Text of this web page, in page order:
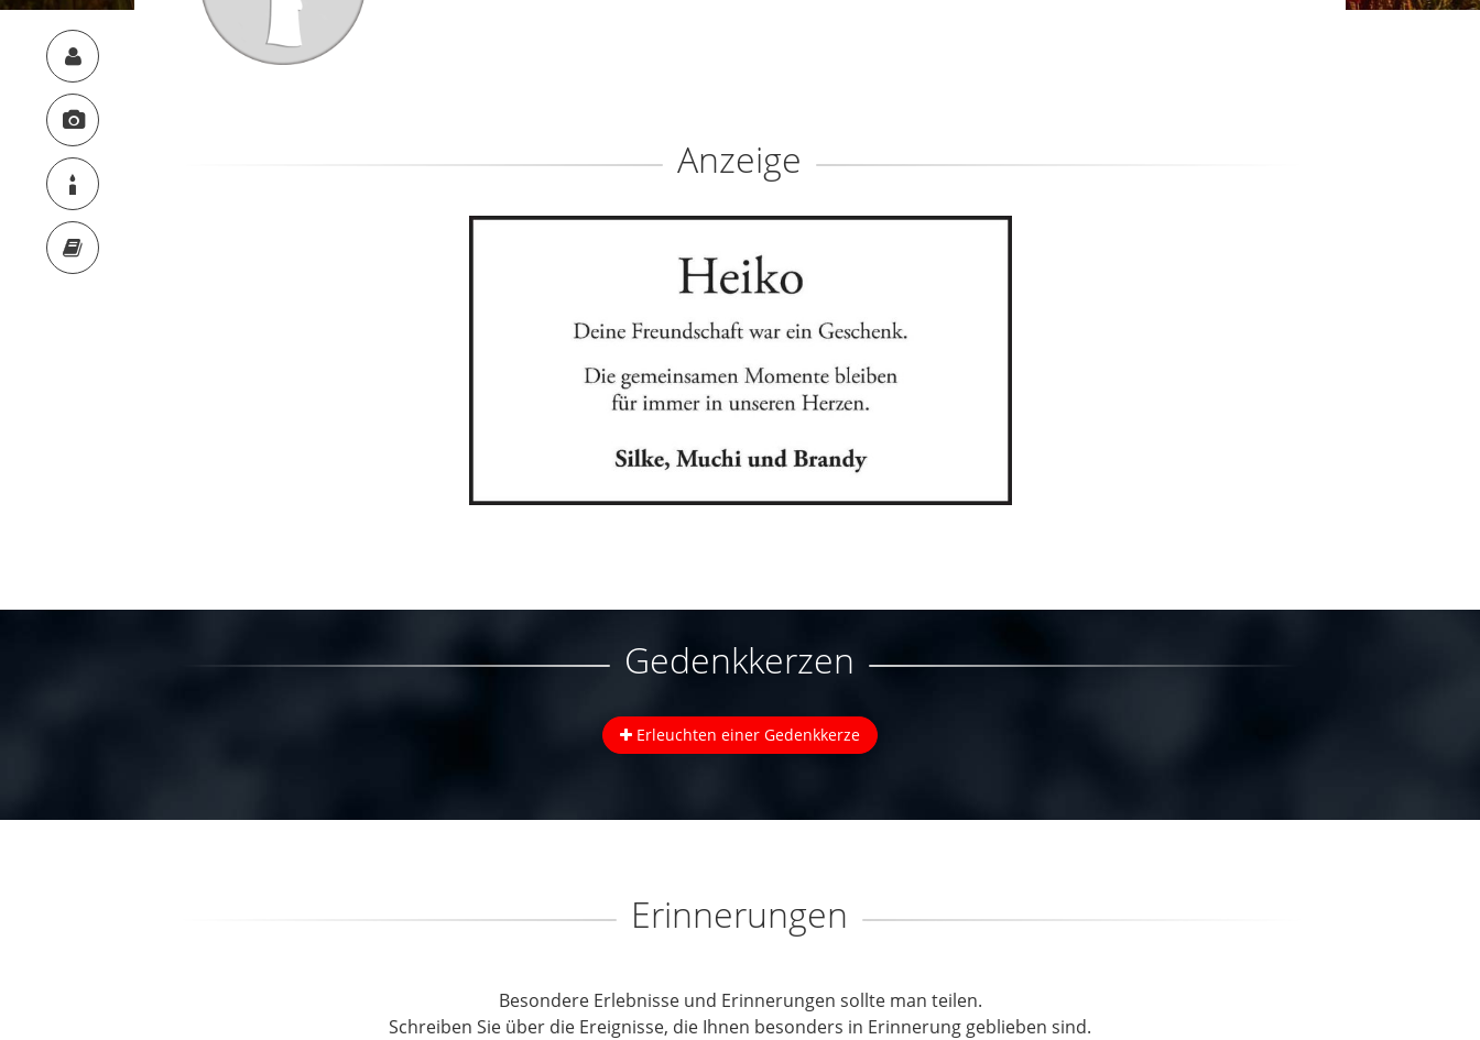
Anzeige
Gedenkkerzen
Erleuchten einer Gedenkkerze
Erinnerungen
Besondere Erlebnisse und Erinnerungen sollte man teilen.
Schreiben Sie über die Ereignisse, die Ihnen besonders in Erinnerung geblieben sind.